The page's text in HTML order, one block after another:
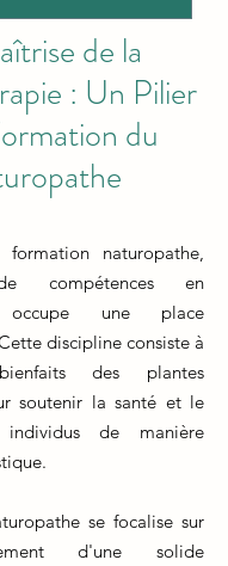
de la
: Un Pilier
du
naturopathe,
compétences en
occupe une place
discipline consiste à
des plantes
soutenir la santé et le
de manière
se focalise sur
d'une solide